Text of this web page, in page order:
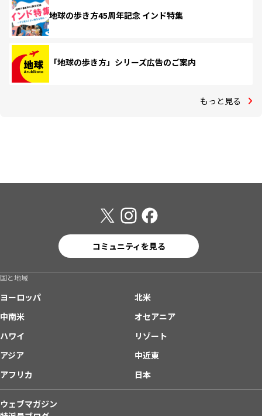
地球の歩き方45周年記念 インド特集
「地球の歩き方」シリーズ広告のご案内
もっと見る
コミュニティを見る
国と地域
ヨーロッパ
北米
中南米
オセアニア
ハワイ
リゾート
アジア
中近東
アフリカ
日本
ウェブマガジン